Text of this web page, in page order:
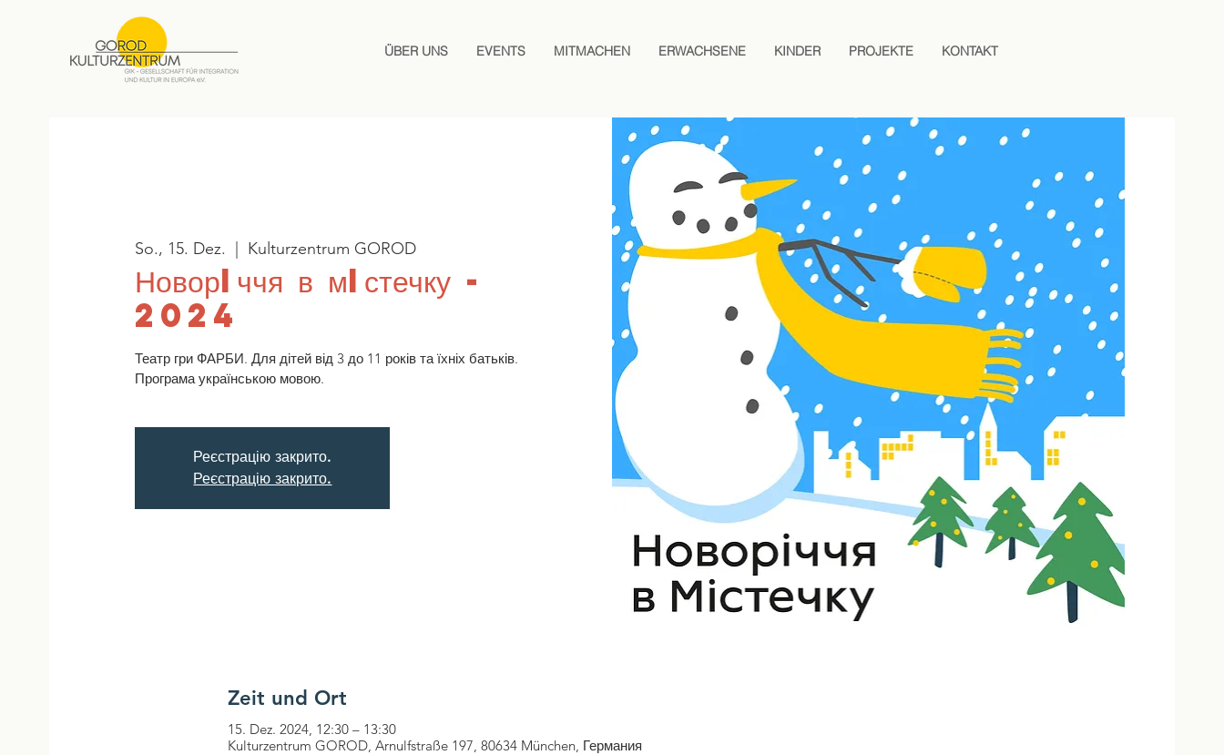
ÜBER UNS EVENTS MITMACHEN ERWACHSENE KINDER PROJEKTE KONTAKT
So., 15. Dez. Kulturzentrum GOROD
Новорiччя в мiстечку -
2024
Театр гри ФАРБИ. Для дітей від 3 до 11 років та їхніх батьків.
Програма українською мовою.
Реєстрацію закрито.
Реєстрацію закрито.
Zeit und Ort
15. Dez. 2024, 12:30 – 13:30
Kulturzentrum GOROD, Arnulfstraße 197, 80634 München, Германия